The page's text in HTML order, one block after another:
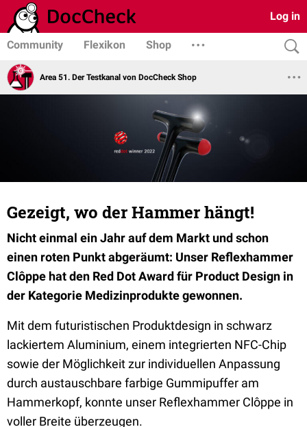
Log in
Community Flexikon Shop
Area 51. Der Testkanal von DocCheck Shop
Gezeigt, wo der Hammer hängt!
Nicht einmal ein Jahr auf dem Markt und schon
einen roten Punkt abgeräumt: Unser Reflexhammer
Clôppe hat den Red Dot Award für Product Design in
der Kategorie Medizinprodukte gewonnen.
Mit dem futuristischen Produktdesign in schwarz
lackiertem Aluminium, einem integrierten NFC-Chip
sowie der Möglichkeit zur individuellen Anpassung
durch austauschbare farbige Gummipuffer am
Hammerkopf, konnte unser Reflexhammer Clôppe in
voller Breite überzeugen.